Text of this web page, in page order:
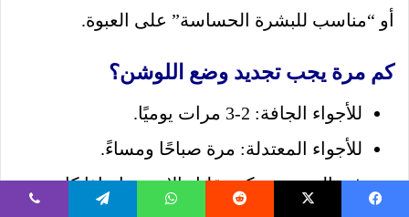
أو “مناسب للبشرة الحساسة” على العبوة.
كم مرة يجب تجديد وضع اللوشن؟
للأجواء الجافة: 2-3 مرات يوميًا.
للأجواء المعتدلة: مرة صباحًا ومساءً.
في الصيف: يمكن تقليل الاستخدام إذا كانت